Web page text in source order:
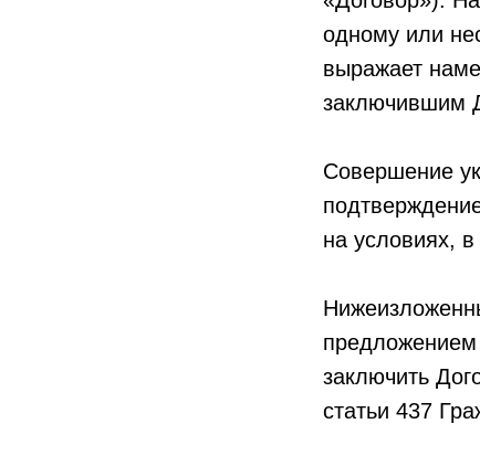
одному или
выражает
заключившим
Совершение
на условиях,
предложением
заключить
статьи 437